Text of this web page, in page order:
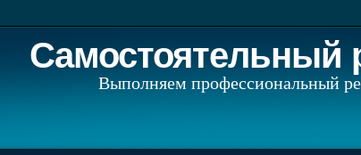
Самостоятельный
Выполняем профессиональный